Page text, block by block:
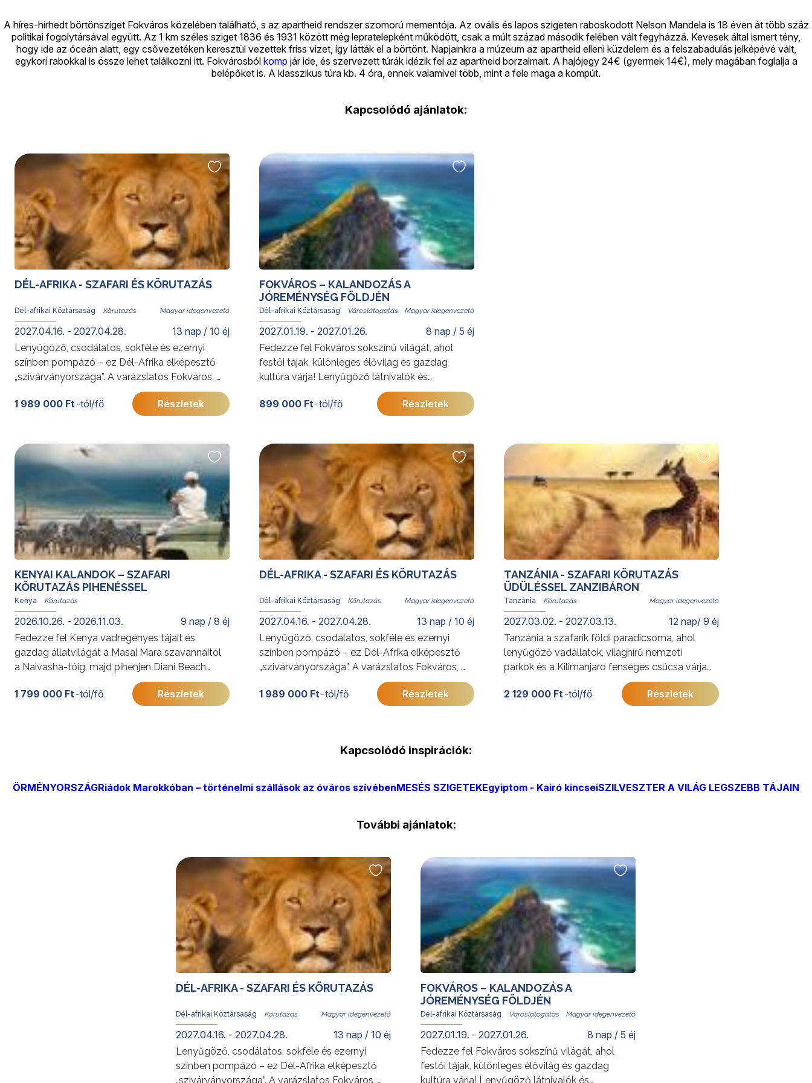
A híres-hírhedt börtönsziget Fokváros közelében található, s az apartheid rendszer szomorú mementója. Az ovális és lapos szigeten raboskodott Nelson Mandela is 18 éven át több száz
politikai fogolytársával együtt. Az 1 km széles sziget 1836 és 1931 között még lepratelepként működött, csak a múlt század második felében vált fegyházzá. Kevesek által ismert tény,
hogy ide az óceán alatt, egy csővezetéken keresztül vezettek friss vizet, így látták el a börtönt. Napjainkra a múzeum az apartheid elleni küzdelem és a felszabadulás jelképévé vált,
egykori rabokkal is össze lehet találkozni itt. Fokvárosbólkomp jár ide, és szervezett túrák idézik fel az apartheid borzalmait. A hajójegy 24€ (gyermek 14€), mely magában foglalja a
belépőket is. A klasszikus túra kb. 4 óra, ennek valamivel több, mint a fele maga a kompút.
Kapcsolódó ajánlatok:
DÉL-AFRIKA - SZAFARI ÉS KÖRUTAZÁS
Dél-afrikai Köztársaság Magyar idegenvezető
2027.04.16. - 2027.04.28. 13 nap / 10 éj
Lenyűgöző, csodálatos, sokféle és ezernyi
színben pompázó – ez Dél-Afrika elképesztő
„szivárványországa”. A varázslatos Fokváros, a
csodálatos Kruger Nemzeti Park, a Garden
Route festői, part menti útvonala, a természeti
az utazót.
További érdekességekért a Dél-afrikai
Köztársaságról
kattintson
1 989 000 Ft-tól/fő Részletek
FOKVÁROS – KALANDOZÁS A
JÓREMÉNYSÉG FÖLDJÉN
Dél-afrikai Köztársaság Magyar idegenvezető
2027.01.19. - 2027.01.26. 8 nap / 5 éj
Fedezze fel Fokváros sokszínű világát, ahol
festői tájak, különleges élővilág és gazdag
kultúra várja! Lenyűgöző látnivalók és
izgalmas programok teszik felejthetetlenné ezt
a dél-afrikai utazást.
kattintson
ide.
899 000 Ft-tól/fő Részletek
KENYAI KALANDOK – SZAFARI
KÖRUTAZÁS PIHENÉSSEL
Kenya
2026.10.26. - 2026.11.03. 9 nap / 8 éj
Fedezze fel Kenya vadregényes tájait és
gazdag állatvilágát a Masai Mara szavannáitól
a Naivasha-tóig, majd pihenjen Diani Beach
álomszép partján! Ez a körutazás felejthetetlen
élményeket és valódi feltöltődést ígér.
1 799 000 Ft-tól/fő Részletek
DÉL-AFRIKA - SZAFARI ÉS KÖRUTAZÁS
Dél-afrikai Köztársaság Magyar idegenvezető
2027.04.16. - 2027.04.28. 13 nap / 10 éj
Lenyűgöző, csodálatos, sokféle és ezernyi
színben pompázó – ez Dél-Afrika elképesztő
„szivárványországa”. A varázslatos Fokváros, a
csodálatos Kruger Nemzeti Park, a Garden
Route festői, part menti útvonala, a természeti
További érdekességekért a Dél-afrikai
kattintson ide.
1 989 000 Ft-tól/fő Részletek
TANZÁNIA - SZAFARI KÖRUTAZÁS
ÜDÜLÉSSEL ZANZIBÁRON
Tanzánia Magyar idegenvezető
2027.03.02. - 2027.03.13. 12 nap/ 9 éj
Tanzánia a szafarik földi paradicsoma, ahol
lenyűgöző vadállatok, világhírű nemzeti
parkok és a Kilimanjaro fenséges csúcsa várja
a természet szerelmeseit. Fedezze fel a
Serengeti szavannáit és a Ngorongoro-kráter
2 129 000 Ft-tól/fő Részletek
Kapcsolódó inspirációk:
ÖRMÉNYORSZÁGRiádok Marokkóban – történelmi szállások az óváros szívébenMESÉS SZIGETEKEgyiptom - Kairó kincseiSZILVESZTER A VILÁG LEGSZEBB TÁJAIN
További ajánlatok:
DÉL-AFRIKA - SZAFARI ÉS KÖRUTAZÁS
Dél-afrikai Köztársaság Magyar idegenvezető
2027.04.16. - 2027.04.28. 13 nap / 10 éj
Lenyűgöző, csodálatos, sokféle és ezernyi
színben pompázó – ez Dél-Afrika elképesztő
„szivárványországa”. A varázslatos Fokváros, a
FOKVÁROS – KALANDOZÁS A
JÓREMÉNYSÉG FÖLDJÉN
Dél-afrikai Köztársaság Magyar idegenvezető
2027.01.19. - 2027.01.26. 8 nap / 5 éj
Fedezze fel Fokváros sokszínű világát, ahol
festői tájak, különleges élővilág és gazdag
kultúra várja! Lenyűgöző látnivalók és